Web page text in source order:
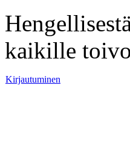
kaikille
Kirjautuminen